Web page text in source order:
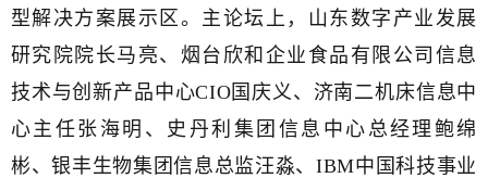
型解决方案展示区。主论坛上，山东数字产业发展
研究院院长马亮、烟台欣和企业食品有限公司信息
技术与创新产品中心CIO国庆义、济南二机床信息中
心主任张海明、史丹利集团信息中心总经理鲍绵
彬、银丰生物集团信息总监汪淼、IBM中国科技事业